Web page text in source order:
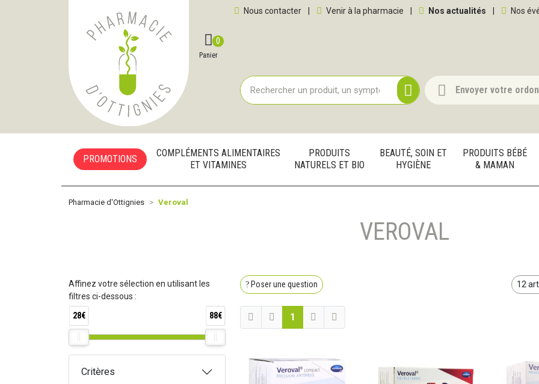
Pharmacie d'Ottignies Votre pharmacie en ligne à votre service
Nous contacter Venir à la pharmacie Nos actualités Nos
Favoris Panier
0
Envoyer votre
PROMOTIONS
COMPLÉMENTS ALIMENTAIRES
ET VITAMINES
PRODUITS
NATURELS ET BIO
BEAUTÉ, SOIN ET
HYGIÈNE
PRODUITS BÉBÉ
& MAMAN
Pharmacie d'Ottignies Veroval
VEROVAL
Poser une question
1
Affinez votre sélection en utilisant les
filtres ci-dessous :
28€ 88€
Critères